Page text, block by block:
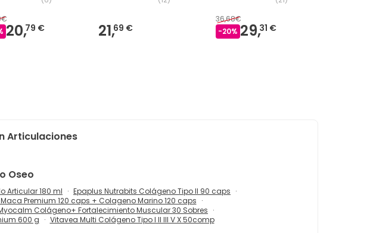
20,79 € 21,69 €
36,68€
-20% 29,31 €
Articulaciones
Oseo
Articular 180 ml
Epaplus Nutrabits Colágeno Tipo II 90 caps
Maca Premium 120 caps + Colageno Marino 120 caps
Colágeno+ Fortalecimiento Muscular 30 Sobres
600 g Vitavea Multi Colágeno Tipo I II III V X 50comp